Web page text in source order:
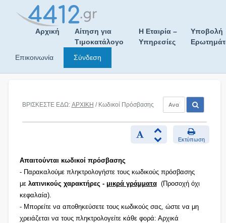
Αρχική
Αίτηση για
Τιμοκατάλογο
Η Εταιρία –
Υπηρεσίες
Υποβολή
Επικοινωνία
Σύνδεση
ΒΡΙΣΚΕΣΤΕ ΕΔΩ: ΑΡΧΙΚΗ / Κωδικοί Πρόσβασης
Εκτύπωση
Απαιτούνται κωδικοί πρόσβασης
- Παρακαλούμε πληκτρολογήστε τους κωδικούς πρόσβασης
με λατινικούς χαρακτήρες - μικρά γράμματα(Προσοχή όχι
κεφαλαία).
- Μπορείτε να αποθηκεύσετε τους κωδικούς σας, ώστε να μη
χρειάζεται να τους πληκτρολογείτε κάθε φορά: Αρχικά